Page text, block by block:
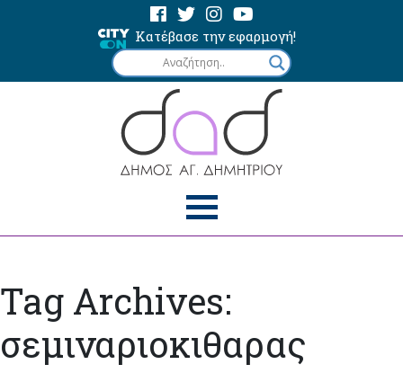
Κατέβασε την εφαρμογή!
Tag Archives:
σεμιναριοκιθαρας